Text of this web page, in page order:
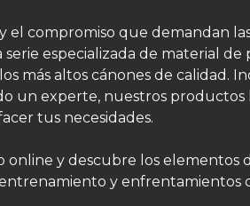
el compromiso que demandan
especializada de material
más altos cánones de calidad.
un experte, nuestros productos
tus necesidades.
y descubre los elementos
y enfrentamientos